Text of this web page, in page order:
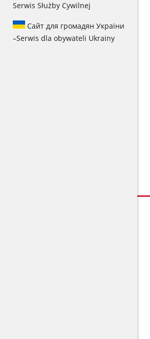
Serwis Służby Cywilnej
Сайт для громадян України
–Serwis dla obywateli Ukrainy